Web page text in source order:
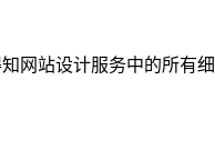
网站设计服务中的所有